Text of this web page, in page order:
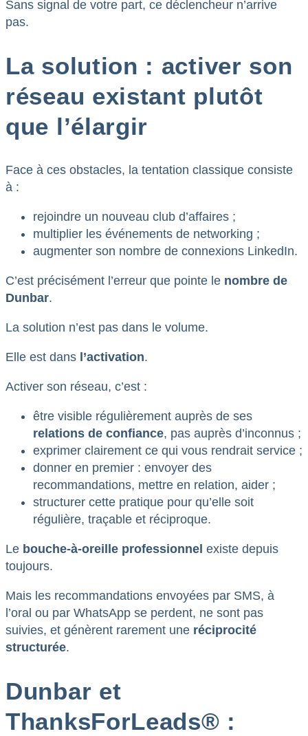
Sans signal de votre part, ce déclencheur n’arrive
pas.
La solution : activer son
réseau existant plutôt
que l’élargir
Face à ces obstacles, la tentation classique consiste
à :
rejoindre un nouveau club d’affaires ;
multiplier les événements de networking ;
augmenter son nombre de connexions LinkedIn.
C’est précisément l’erreur que pointe le nombre de
Dunbar.
La solution n’est pas dans le volume.
Elle est dans l’activation.
Activer son réseau, c’est :
être visible régulièrement auprès de ses
relations de confiance, pas auprès d’inconnus ;
exprimer clairement ce qui vous rendrait service ;
donner en premier : envoyer des
recommandations, mettre en relation, aider ;
structurer cette pratique pour qu’elle soit
régulière, traçable et réciproque.
Le bouche-à-oreille professionnel existe depuis
toujours.
Mais les recommandations envoyées par SMS, à
l’oral ou par WhatsApp se perdent, ne sont pas
suivies, et génèrent rarement une réciprocité
structurée.
Dunbar et
ThanksForLeads® :